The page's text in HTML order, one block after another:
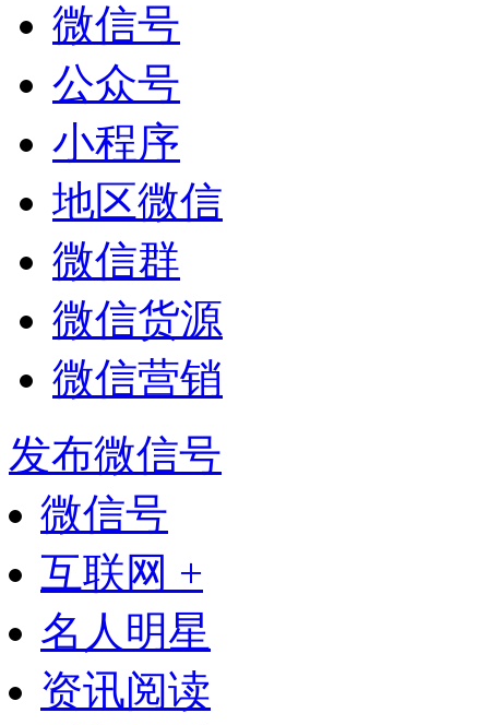
微信号
公众号
小程序
地区微信
微信群
微信货源
微信营销
发布微信号
微信号
互联网 +
名人明星
资讯阅读